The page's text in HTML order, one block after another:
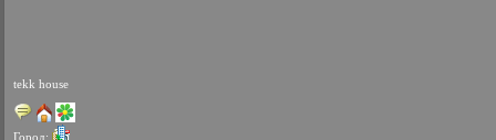
tekk house
Город: